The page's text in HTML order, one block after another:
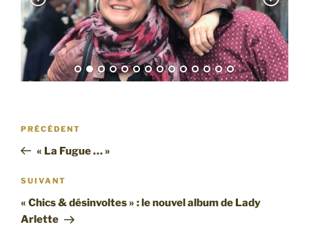
Navigation
l’article
Article
précédent
PRÉCÉDENT
« La Fugue … »
Article
suivant
SUIVANT
« Chics & désinvoltes » : le nouvel album de Lady
Arlette